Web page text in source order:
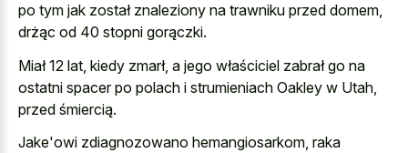
po tym jak został znaleziony na trawniku przed domem,
drżąc od 40 stopni gorączki.
Miał 12 lat, kiedy zmarł, a jego właściciel zabrał go na
ostatni spacer po polach i strumieniach Oakley w Utah,
przed śmiercią.
Jake'owi zdiagnozowano hemangiosarkom, raka